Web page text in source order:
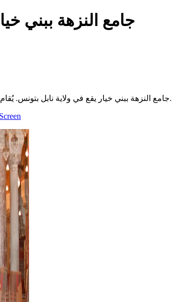
جامع النزهة ببني
جامع النزهة ببني خيار يقع في ولاية نابل بتونس. يُقام فيه الصلوات الخمس والجمعة، ويخدم سكان المنطقة.